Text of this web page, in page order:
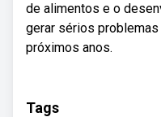
de alimentos e o
gerar sérios
próximos anos.
Tags